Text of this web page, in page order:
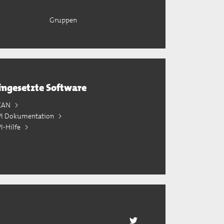
Gruppen
Software
Dokumentation
Hilfe